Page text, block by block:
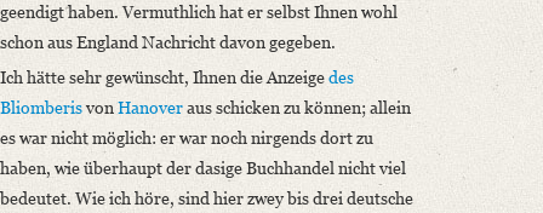
geendigt haben. Vermuthlich hat er selbst Ihnen wohl
schon aus England Nachricht davon gegeben.
Ich hätte sehr gewünscht, Ihnen die Anzeigedes
BliomberisvonHanoveraus schicken zu können; allein
es war nicht möglich: er war noch nirgends dort zu
haben, wie überhaupt der dasige Buchhandel nicht viel
bedeutet. Wie ich höre, sind hier zwey bis drei deutsche